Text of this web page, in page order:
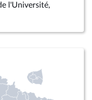
l'Université,